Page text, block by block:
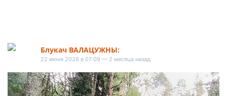
Блукач ВАЛАЦУЖНЫ:
22 июня 2026 в 07:09 — 2 месяца назад